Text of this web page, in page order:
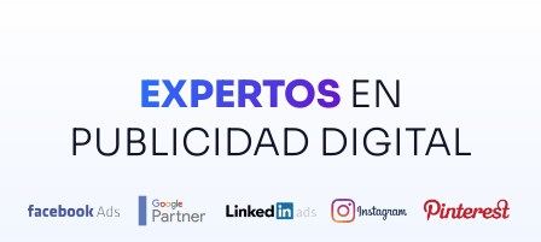
EXPERTOSEN
PUBLICIDAD DIGITAL